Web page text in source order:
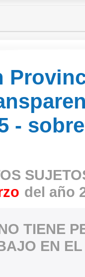
-
del año
TIENE
EN